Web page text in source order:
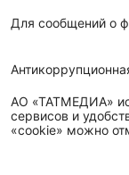
Для сообщений о
АО «ТАТМЕДИА»
сервисов и
«cookie» можно